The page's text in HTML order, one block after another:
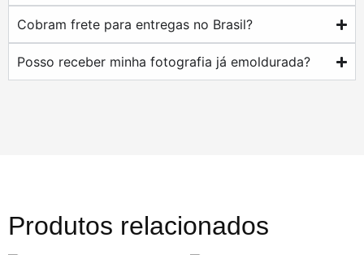
Cobram frete para entregas no Brasil?
Posso receber minha fotografia já emoldurada?
Produtos relacionados